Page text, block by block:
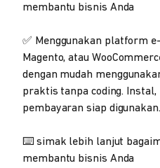
membantu bisnis Anda
✅ Menggunakan platform
Magento, atau
dengan mudah
praktis tanpa coding.
pembayaran siap digunakan.
⌨️ simak lebih lanjut
membantu bisnis Anda